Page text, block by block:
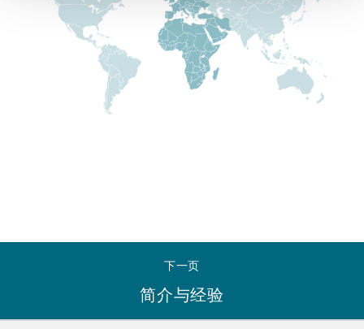
Specialty
彻斯特，新贝利广场2号
下一页
简介与经验